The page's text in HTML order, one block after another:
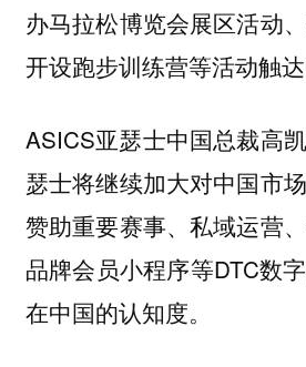
办马拉松博览会展区活动
开设跑步训练营等活动触达
ASICS亚瑟士中国总裁高
瑟士将继续加大对中国市
赞助重要赛事、私域运营
品牌会员小程序等DTC数
在中国的认知度。